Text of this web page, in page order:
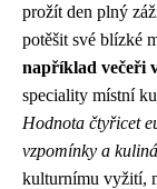
prožít den plný
potěšit své blízké
například večeři
speciality místní
Hodnota čtyřicet
vzpomínky a
kulturnímu vyžití,